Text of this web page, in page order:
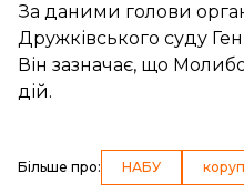
За даними голови
Дружківського суду
Він зазначає, що
дій.
Більше про: НАБУ